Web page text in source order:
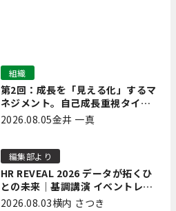
第2回：成長を「見える化」するマ
ネジメント。自己成長重視タイプ
の離職を防ぐ技術
組織
2026.08.05金井 一真
HR REVEAL 2026 データが拓くひ
との未来｜基調講演 イベントレポ
ート後編
編集部より
2026.08.03横内 さつき